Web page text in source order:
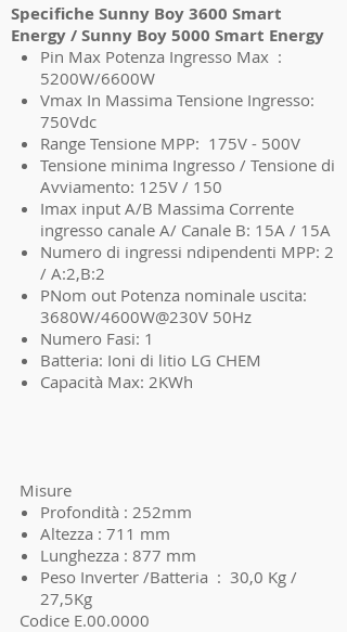
Specifiche Sunny Boy 3600 Smart
Energy / Sunny Boy 5000 Smart Energy
Pin Max Potenza Ingresso Max :
5200W/6600W
Vmax In Massima Tensione Ingresso:
750Vdc
Range Tensione MPP: 175V - 500V
Tensione minima Ingresso / Tensione di
Avviamento: 125V / 150
Imax input A/B Massima Corrente
ingresso canale A/ Canale B: 15A / 15A
Numero di ingressi ndipendenti MPP: 2
/ A:2,B:2
PNom out Potenza nominale uscita:
3680W/4600W@230V 50Hz
Numero Fasi: 1
Batteria: Ioni di litio LG CHEM
Capacità Max: 2KWh
Misure
Profondità : 252mm
Altezza : 711 mm
Lunghezza : 877 mm
Peso Inverter /Batteria : 30,0 Kg /
27,5Kg
Codice E.00.0000